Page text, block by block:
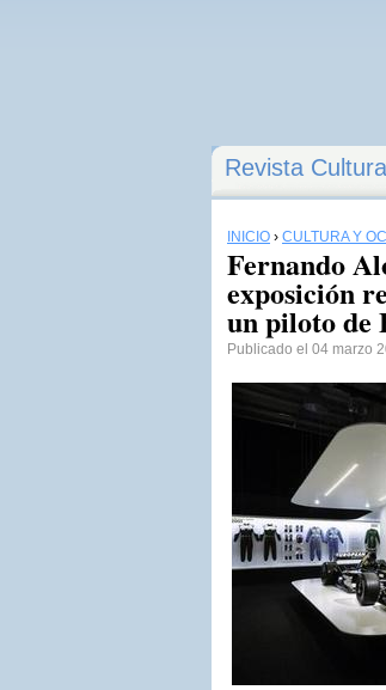
Revista
INICIO › CULTURA Y
Fernando
exposición
un piloto de
Publicado el 04 marzo